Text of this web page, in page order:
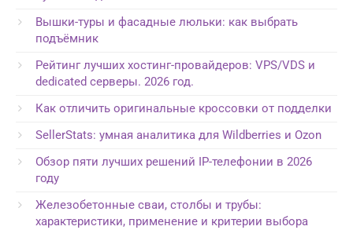
Вышки-туры и фасадные люльки: как выбрать
подъёмник
Рейтинг лучших хостинг-провайдеров: VPS/VDS и
dedicated серверы. 2026 год.
Как отличить оригинальные кроссовки от подделки
SellerStats: умная аналитика для Wildberries и Ozon
Обзор пяти лучших решений IP-телефонии в 2026
году
Железобетонные сваи, столбы и трубы:
характеристики, применение и критерии выбора